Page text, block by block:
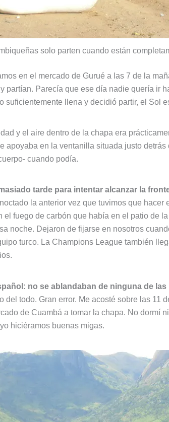
solo parten cuando están
en el mercado de Gurué a las 7 de la
partían. Parecía que ese día nadie quería ir
suficientemente llena y decidió partir, el Sol
y el aire dentro de la chapa era
apoyaba en la ventanilla situada justo
cuando podía.
tarde para intentar alcanzar la
la anterior vez que tuvimos que hacer
fuego de carbón que había en el patio de
noche. Dejaron de fijarse en nosotros
turco. La Champions League también
no se ablandaban de ninguna de las
todo. Gran error. Me acosté sobre las 11
de Cuambá a tomar la chapa. No dormí
hiciéramos buenas migas.